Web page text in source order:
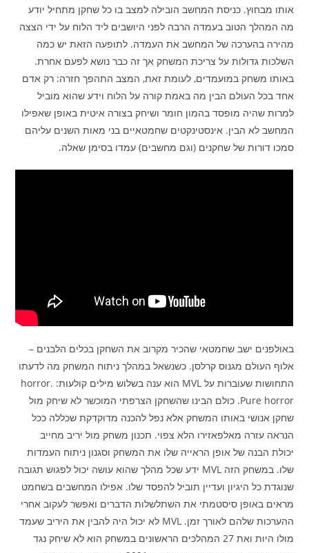
אותו מבחוץ. כניסת המחשב הובילה למצב בו כל שחקן מתחיל יודע
מה המהלך הטוב בעמדה הרבה לפני היושבים ליד הלוח על ידי הצצה
מהירה בהערכה של המחשב את העמדה. לתופעה הזאת יש כמה
השלכות גדולות על צריכת המשחק אך זה כבר נושא לפעם אחרת.
באותו משחק במועמדים, לעומת זאת, המצב התהפך חזרה: רק אדם
אחד בכל העולם הבין מה באמת קורה על הלוח וידע שהוא מוביל
למרות שהיה מופסד בהמון חומר ושיחק בצורה איטית באופן שאפילו
המחשב לא הבין. אינסטינקטים שחמטאיים בני מאות השנים עליהם
סמכו דורות של שחקנים (וגם מחשבים) עמדו בסימן שאלה.
באולפנים ישב שחמטאי שהכיר מקרוב את השחקן בכלים הלבנים –
אלוף העולם מגנוס קרלסן. כשנשאל במהלך ניתוח המשחק מה לדעתו
התחושות שעוברות על MVL הוא ענה בשלוש מילים קולעות: horror.
Pure horror. כולם הבינו שהשחקן הצרפתי המוכשר לא שיחק מול
שחקן אנושי באותו המשחק אלא נפל להכנה מדוקדקת שכללה ככל
הנראה עזרה מאלפאזירו הלא צפוי. תכנון משחק מול יריב מחייב
יכולת הבנה של אופן הראייה שלו את המשחק וסגנון ניתוח העמדות
שלו. במשחק הזה MVL ידע שכל מהלך שהוא עושה יכול לפגוש תגובה
שנוגדת כל היגיון ועדיין תוביל להפסד שלו. אפילו המחשבים בשחמט
מראים באופן סיסטמתי את השתלשלות הדברים ואפשר לעקוב אחרי
ההערכות שלהם לאורך זמן. MVL לא יכול היה להבין את היריב שעמד
מולו היות ואת 27 המהלכים הראשונים במשחק הוא לא שיחק נגד